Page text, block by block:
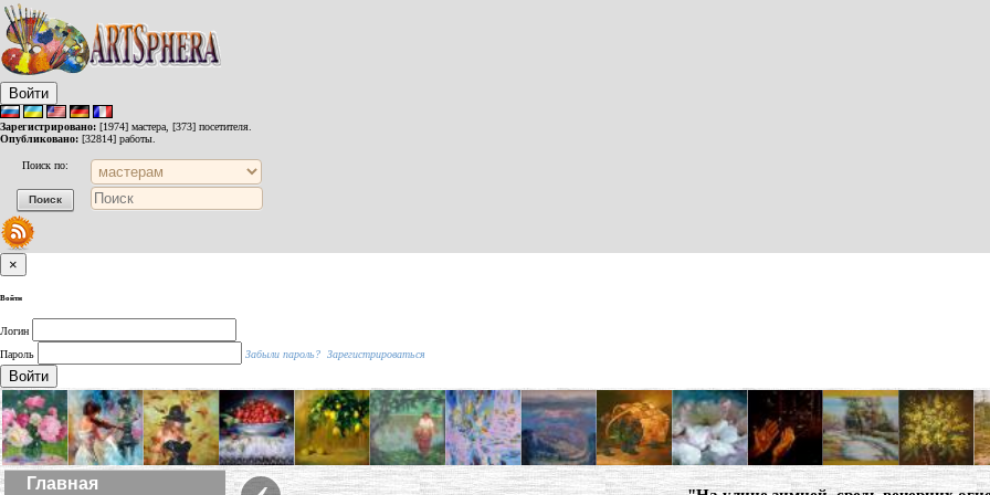
Войти
Зарегистрировано: [1974] мастера, [373] посетителя.
Опубликовано: [32814] работы.
Поиск по:
×
Войти
Логин
Пароль
Забыли пароль? Зарегистрироваться
Войти
Главная